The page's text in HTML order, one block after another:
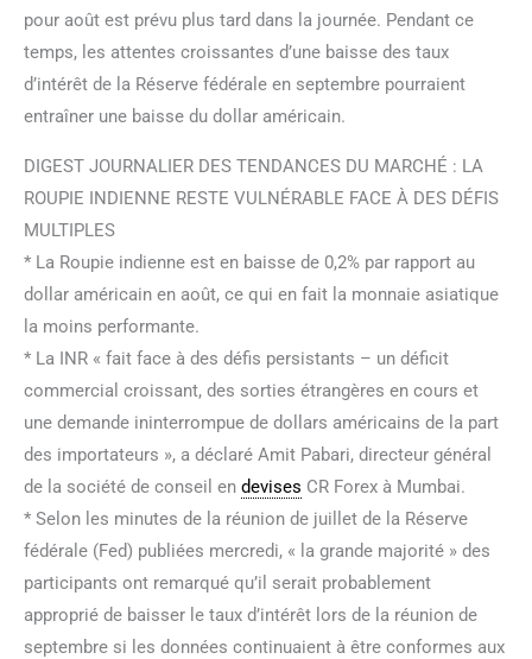
pour août est prévu plus tard dans la journée. Pendant ce
temps, les attentes croissantes d’une baisse des taux
d’intérêt de la Réserve fédérale en septembre pourraient
entraîner une baisse du dollar américain.
DIGEST JOURNALIER DES TENDANCES DU MARCHÉ : LA
ROUPIE INDIENNE RESTE VULNÉRABLE FACE À DES DÉFIS
MULTIPLES
* La Roupie indienne est en baisse de 0,2% par rapport au
dollar américain en août, ce qui en fait la monnaie asiatique
la moins performante.
* La INR « fait face à des défis persistants – un déficit
commercial croissant, des sorties étrangères en cours et
une demande ininterrompue de dollars américains de la part
des importateurs », a déclaré Amit Pabari, directeur général
de la société de conseil en devises CR Forex à Mumbai.
* Selon les minutes de la réunion de juillet de la Réserve
fédérale (Fed) publiées mercredi, « la grande majorité » des
participants ont remarqué qu’il serait probablement
approprié de baisser le taux d’intérêt lors de la réunion de
septembre si les données continuaient à être conformes aux